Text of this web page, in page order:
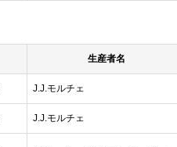
生産者名
J.J.モルチェ
J.J.モルチェ